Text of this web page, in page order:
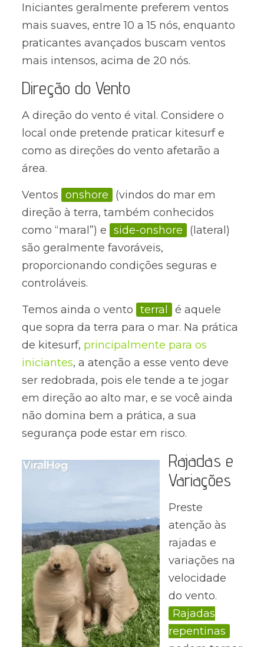
Iniciantes geralmente preferem ventos
mais suaves, entre 10 a 15 nós, enquanto
praticantes avançados buscam ventos
mais intensos, acima de 20 nós.
Direção do Vento
A direção do vento é vital. Considere o
local onde pretende praticar kitesurf e
como as direções do vento afetarão a
área.
Ventos onshore
(vindos do mar em
direção à terra, também conhecidos
como “maral”) e side-onshore
(lateral)
são geralmente favoráveis,
proporcionando condições seguras e
controláveis.
Temos ainda o vento terral
é aquele
que sopra da terra para o mar. Na prática
de kitesurf, principalmente para os
iniciantes, a atenção a esse vento deve
ser redobrada, pois ele tende a te jogar
em direção ao alto mar, e se você ainda
não domina bem a prática, a sua
segurança pode estar em risco.
Rajadas e
Variações
Preste
atenção às
rajadas e
variações na
velocidade
do vento.
Rajadas
repentinas